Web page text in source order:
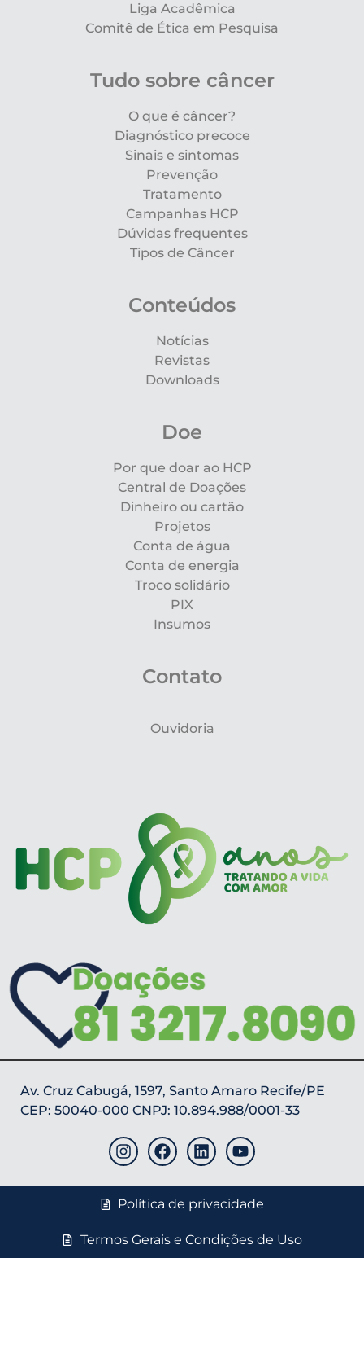
Liga Acadêmica
Comitê de Ética em Pesquisa
Tudo sobre câncer
O que é câncer?
Diagnóstico precoce
Sinais e sintomas
Prevenção
Tratamento
Campanhas HCP
Dúvidas frequentes
Tipos de Câncer
Conteúdos
Notícias
Revistas
Downloads
Doe
Por que doar ao HCP
Central de Doações
Dinheiro ou cartão
Projetos
Conta de água
Conta de energia
Troco solidário
PIX
Insumos
Contato
Ouvidoria
Av. Cruz Cabugá, 1597, Santo Amaro Recife/PE
CEP: 50040-000 CNPJ: 10.894.988/0001-33
Política de privacidade
Termos Gerais e Condições de Uso